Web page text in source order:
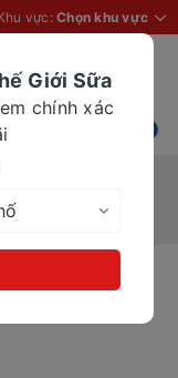
vực:Chọn khu vực
chua, vani)
Giới Sữa
chính xác